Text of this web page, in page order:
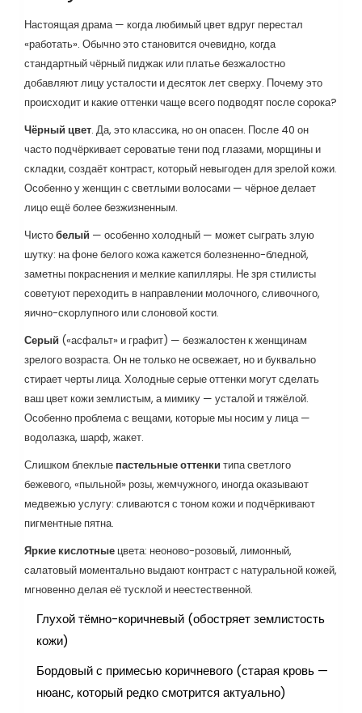
Настоящая драма — когда любимый цвет вдруг перестал
«работать». Обычно это становится очевидно, когда
стандартный чёрный пиджак или платье безжалостно
добавляют лицу усталости и десяток лет сверху. Почему это
происходит и какие оттенки чаще всего подводят после сорока?
Чёрный цвет. Да, это классика, но он опасен. После 40 он
часто подчёркивает сероватые тени под глазами, морщины и
складки, создаёт контраст, который невыгоден для зрелой кожи.
Особенно у женщин с светлыми волосами — чёрное делает
лицо ещё более безжизненным.
Чистобелый — особенно холодный — может сыграть злую
шутку: на фоне белого кожа кажется болезненно-бледной,
заметны покраснения и мелкие капилляры. Не зря стилисты
советуют переходить в направлении молочного, сливочного,
яично-скорлупного или слоновой кости.
Серый («асфальт» и графит) — безжалостен к женщинам
зрелого возраста. Он не только не освежает, но и буквально
стирает черты лица. Холодные серые оттенки могут сделать
ваш цвет кожи землистым, а мимику — усталой и тяжёлой.
Особенно проблема с вещами, которые мы носим у лица —
водолазка, шарф, жакет.
Слишком блеклые пастельные оттенки типа светлого
бежевого, «пыльной» розы, жемчужного, иногда оказывают
медвежью услугу: сливаются с тоном кожи и подчёркивают
пигментные пятна.
Яркие кислотные цвета: неоново-розовый, лимонный,
салатовый моментально выдают контраст с натуральной кожей,
мгновенно делая её тусклой и неестественной.
Глухой тёмно-коричневый (обостряет землистость
кожи)
Бордовый с примесью коричневого (старая кровь —
нюанс, который редко смотрится актуально)